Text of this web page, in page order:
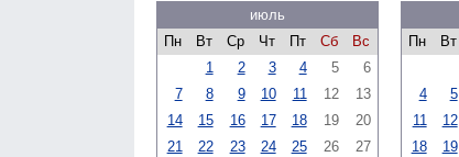
июль
Пн
Вт Ср Чт Пт Сб
Вс
1
2 3 4 5
6
7
8 9 10 11 12
13
14
15 16 17 18 19
20
21
22 23 24 25 26
27
Пн
Вт
4
5
11
12
18
19